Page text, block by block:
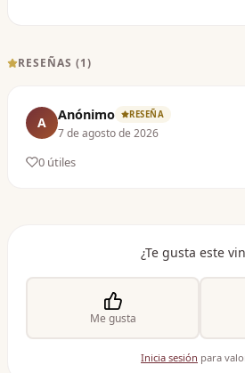
RESEÑAS (1)
A Anónimo RESEÑA
7 de agosto de 2026
0 útiles
¿Te gusta este
Me gusta
Inicia sesión para